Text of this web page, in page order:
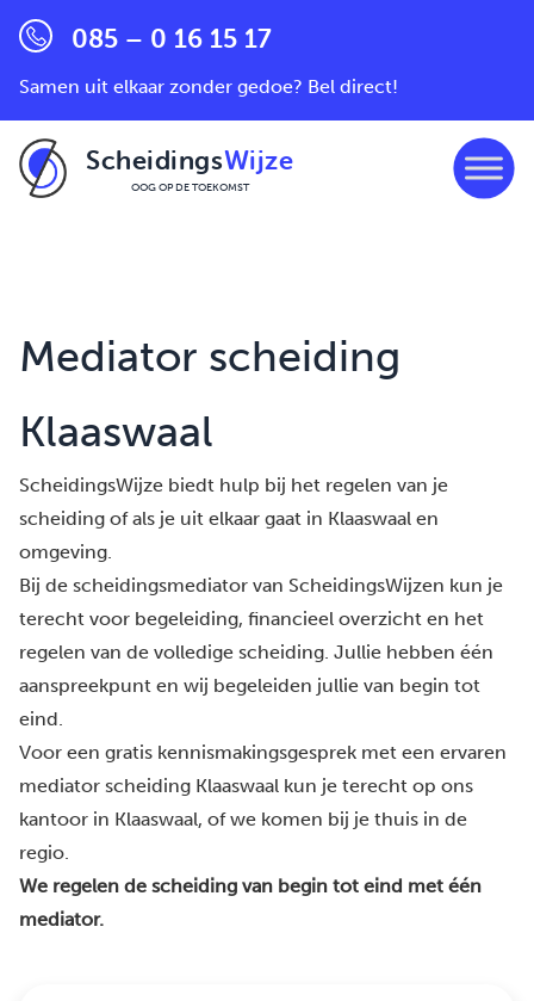
085 – 0 16 15 17
Samen uit elkaar zonder gedoe? Bel direct!
ScheidingsWijze
OOG OP DE TOEKOMST
Mediator scheiding
Klaaswaal
ScheidingsWijze biedt hulp bij het regelen van je
scheiding of als je uit elkaar gaat in Klaaswaal en
omgeving.
Bij de scheidingsmediator van ScheidingsWijzen kun je
terecht voor begeleiding, financieel overzicht en het
regelen van de volledige scheiding. Jullie hebben één
aanspreekpunt en wij begeleiden jullie van begin tot
eind.
Voor een gratis kennismakingsgesprek met een ervaren
mediator scheiding Klaaswaal kun je terecht op ons
kantoor in Klaaswaal, of we komen bij je thuis in de
regio.
We regelen de scheiding van begin tot eind met één
mediator.